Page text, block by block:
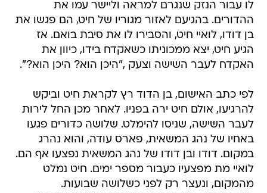
לו עבור הנזק שנגרם למראה וליישר עמו את
ההדורים. בהגיעם לאזור מגוריו של חיט, הם פגשו את
בן דודו, לואיי חיט, והסבירו לו את סיבת בואם. אז
הגיע חיט, יצא ממכוניתו כשאקדח בידו, כיוון את
האקדח לעבר השישה וצעק ,"היכן הוא? היכן הוא?".
לפי כתב האישום, בן הדוד רץ לקראת חיט וביקש
להרגיעו, אולם חיט ירה בפניו. לאחר מכן החל לירות
לעבר השישה, שניסו להימלט. שלושה כדורים פגעו
באחיו של נהג המשאית, פארס עודה, והוא נהרג
במקום. דודו ובן דודו של נהג המשאית נפצעו אף הם.
לואיי מת מפצעיו כעבור מספר ימים. חיט נמלט
מהמקום, ונעצר רק לפני כשלושה שבועות.